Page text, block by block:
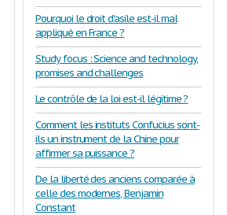
Pourquoi le droit d'asile est-il mal
appliqué en France ?
Study focus : Science and technology,
promises and challenges
Le contrôle de la loi est-il légitime ?
Comment les instituts Confucius sont-
ils un instrument de la Chine pour
affirmer sa puissance ?
De la liberté des anciens comparée à
celle des modernes, Benjamin
Constant